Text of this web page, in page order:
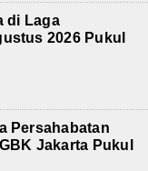
di Laga
2026 Pukul
Persahabatan
Jakarta Pukul